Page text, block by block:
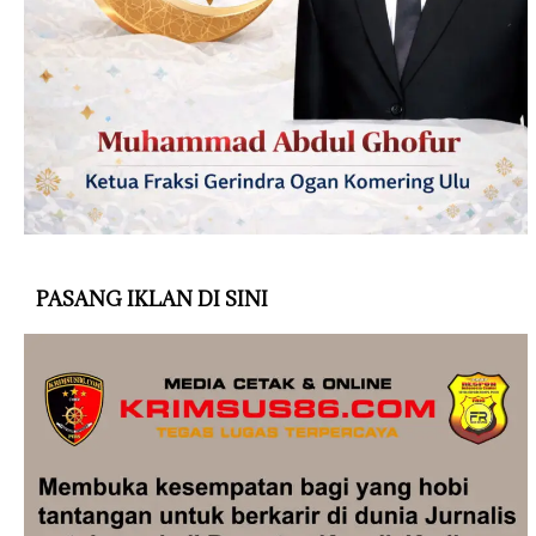
PASANG IKLAN DI SINI